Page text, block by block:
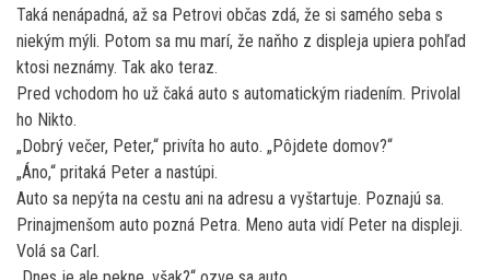
Taká nenápadná, až sa Petrovi občas zdá, že si samého seba s
niekým mýli. Potom sa mu marí, že naňho z displeja upiera pohľad
ktosi neznámy. Tak ako teraz.
Pred vchodom ho už čaká auto s automatickým riadením. Privolal
ho Nikto.
„Dobrý večer, Peter,“ privíta ho auto. „Pôjdete domov?“
„Áno,“ pritaká Peter a nastúpi.
Auto sa nepýta na cestu ani na adresu a vyštartuje. Poznajú sa.
Prinajmenšom auto pozná Petra. Meno auta vidí Peter na displeji.
Volá sa Carl.